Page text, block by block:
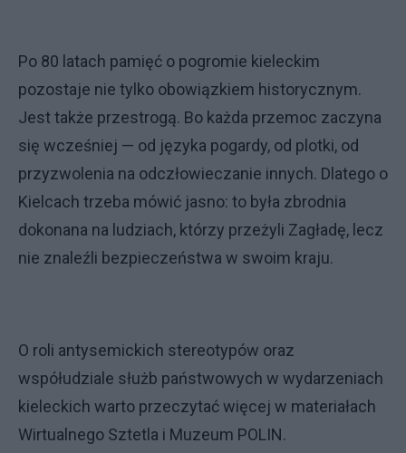
Po 80 latach pamięć o pogromie kieleckim
pozostaje nie tylko obowiązkiem historycznym.
Jest także przestrogą. Bo każda przemoc zaczyna
się wcześniej — od języka pogardy, od plotki, od
przyzwolenia na odczłowieczanie innych. Dlatego o
Kielcach trzeba mówić jasno: to była zbrodnia
dokonana na ludziach, którzy przeżyli Zagładę, lecz
nie znaleźli bezpieczeństwa w swoim kraju.
O roli antysemickich stereotypów oraz
współudziale służb państwowych w wydarzeniach
kieleckich warto przeczytać więcej w materiałach
Wirtualnego Sztetla i Muzeum POLIN.